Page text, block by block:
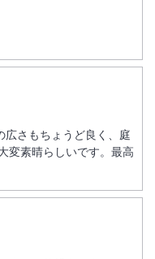
をご堪能下さい。河津桜並
総客室数16室
駐車場あり
で、事前に天気予報をご確
ェーンをお持ちください。
広さもちょうど良く、庭
変素晴らしいです。最高